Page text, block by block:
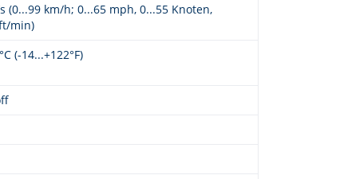
(0...99 km/h; 0...65 mph, 0...55 Knoten,
min)
(-14...+122°F)